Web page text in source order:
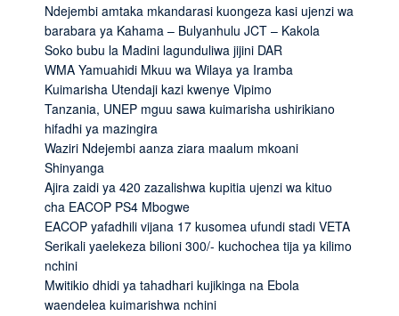
Ndejembi amtaka mkandarasi kuongeza kasi ujenzi wa
barabara ya Kahama – Bulyanhulu JCT – Kakola
Soko bubu la Madini lagunduliwa jijini DAR
WMA Yamuahidi Mkuu wa Wilaya ya Iramba
Kuimarisha Utendaji kazi kwenye Vipimo
Tanzania, UNEP mguu sawa kuimarisha ushirikiano
hifadhi ya mazingira
Waziri Ndejembi aanza ziara maalum mkoani
Shinyanga
Ajira zaidi ya 420 zazalishwa kupitia ujenzi wa kituo
cha EACOP PS4 Mbogwe
EACOP yafadhili vijana 17 kusomea ufundi stadi VETA
Serikali yaelekeza bilioni 300/- kuchochea tija ya kilimo
nchini
Mwitikio dhidi ya tahadhari kujikinga na Ebola
waendelea kuimarishwa nchini